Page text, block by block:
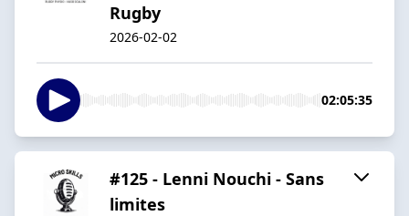
Rugby
2026-02-02
02:05:35
#125 - Lenni Nouchi - Sans
limites